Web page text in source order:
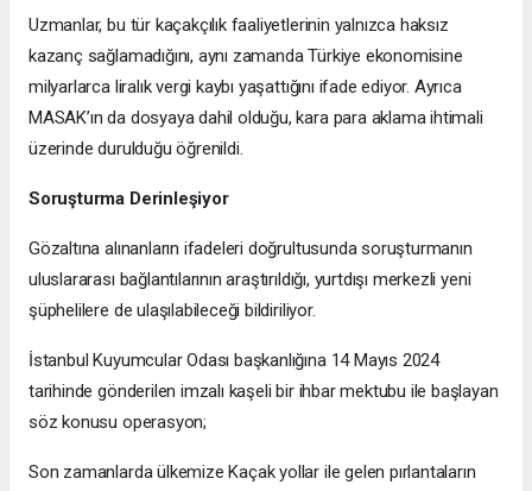
Uzmanlar, bu tür kaçakçılık faaliyetlerinin yalnızca haksız
kazanç sağlamadığını, aynı zamanda Türkiye ekonomisine
milyarlarca liralık vergi kaybı yaşattığını ifade ediyor. Ayrıca
MASAK’ın da dosyaya dahil olduğu, kara para aklama ihtimali
üzerinde durulduğu öğrenildi.
Soruşturma Derinleşiyor
Gözaltına alınanların ifadeleri doğrultusunda soruşturmanın
uluslararası bağlantılarının araştırıldığı, yurtdışı merkezli yeni
şüphelilere de ulaşılabileceği bildiriliyor.
İstanbul Kuyumcular Odası başkanlığına 14 Mayıs 2024
tarihinde gönderilen imzalı kaşeli bir ihbar mektubu ile başlayan
söz konusu operasyon;
Son zamanlarda ülkemize Kaçak yollar ile gelen pırlantaların